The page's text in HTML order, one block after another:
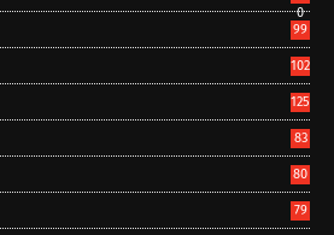
0
99
102
125
83
80
79